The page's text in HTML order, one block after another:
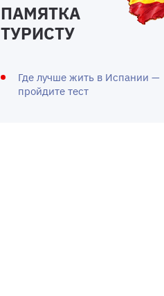
ПАМЯТКА
ТУРИСТУ
Где лучше жить в Испании —
пройдите тест